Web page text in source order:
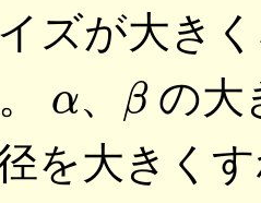
ズが大き
、 βの大
を大きく